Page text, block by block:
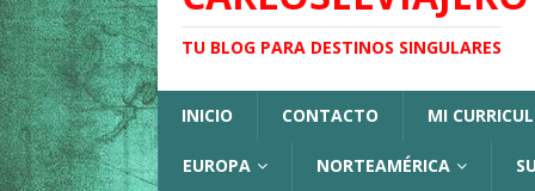
TU BLOG PARA DESTINOS SINGULARES
INICIO CONTACTO MI
EUROPA NORTEAMÉRICA